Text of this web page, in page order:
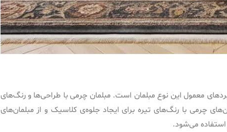
معمول این نوع مبلمان است. مبلمان چرمی با طراحی‌ها و رنگ‌های
چرمی با رنگ‌های تیره برای ایجاد جلوه‌ی کلاسیک و از مبلمان‌های
می‌شود.